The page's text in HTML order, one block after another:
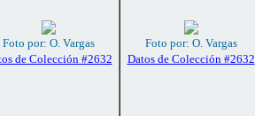
Foto por: O. Vargas
de Colección #2632
Foto por: O. Vargas
Datos de Colección #2632